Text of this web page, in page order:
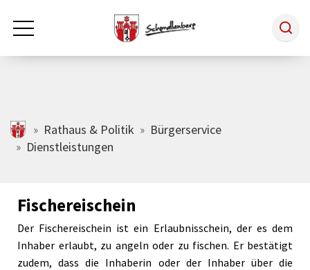
Zum Hauptinhalt springen
Rathaus & Politik
Tourismus
Freizeit & Kultur
schmallenberg.de
Rathaus & Politik
Bürgerservice
Dienstleistungen
Fischereischein
Der Fischereischein ist ein Erlaubnisschein, der es dem
Inhaber erlaubt, zu angeln oder zu fischen. Er bestätigt
zudem, dass die Inhaberin oder der Inhaber über die